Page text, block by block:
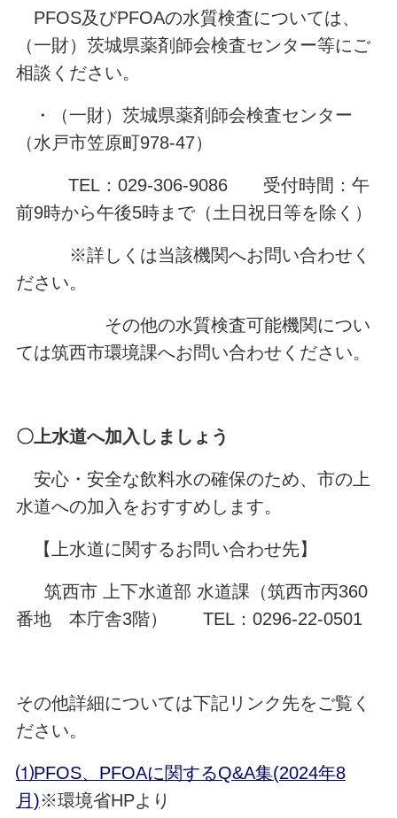
PFOS及びPFOAの水質検査については、
（一財）茨城県薬剤師会検査センター等にご
相談ください。
・（一財）茨城県薬剤師会検査センター
（水戸市笠原町978-47）
TEL：029-306-9086 受付時間：午
前9時から午後5時まで（土日祝日等を除く）
※詳しくは当該機関へお問い合わせく
ださい。
その他の水質検査可能機関につい
ては筑西市環境課へお問い合わせください。
〇上水道へ加入しましょう
安心・安全な飲料水の確保のため、市の上
水道への加入をおすすめします。
【上水道に関するお問い合わせ先】
筑西市 上下水道部 水道課（筑西市丙360
番地 本庁舎3階） TEL：0296-22-0501
その他詳細については下記リンク先をご覧く
ださい。
⑴PFOS、PFOAに関するQ&A集(2024年8
月)※環境省HPより